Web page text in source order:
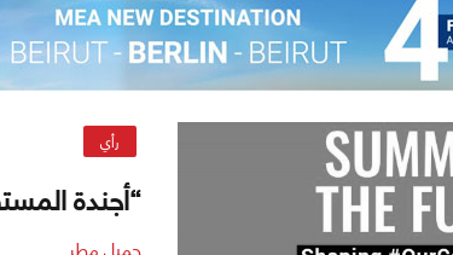
رأي
“أجندة
جميل مطر